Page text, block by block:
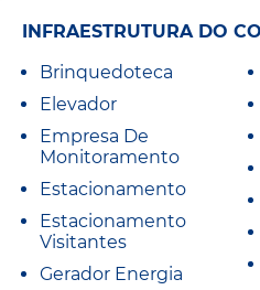
INFRAESTRUTURA DO
Brinquedoteca
Elevador
Empresa De
Monitoramento
Estacionamento
Estacionamento
Visitantes
Gerador Energia